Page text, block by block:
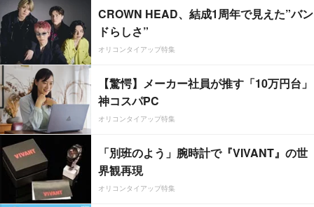
CROWN HEAD、結成1周年で見えた”バン
ドらしさ”
オリコンタイアップ特集
【驚愕】メーカー社員が推す「10万円台」
神コスパPC
オリコンタイアップ特集
「別班のよう」腕時計で『VIVANT』の世
界観再現
オリコンタイアップ特集